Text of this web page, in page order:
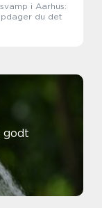
i Aarhus:
du det
godt